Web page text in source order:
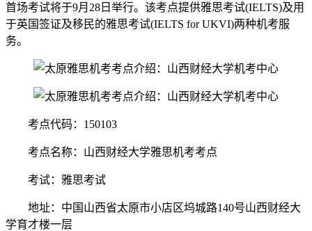
首场考试将于9月28日举行。该考点提供雅思考试(IELTS)及用
于英国签证及移民的雅思考试(IELTS for UKVI)两种机考服
务。
考点代码：150103
考点名称：山西财经大学雅思机考考点
考试：雅思考试
地址：中国山西省太原市小店区坞城路140号山西财经大
学育才楼一层